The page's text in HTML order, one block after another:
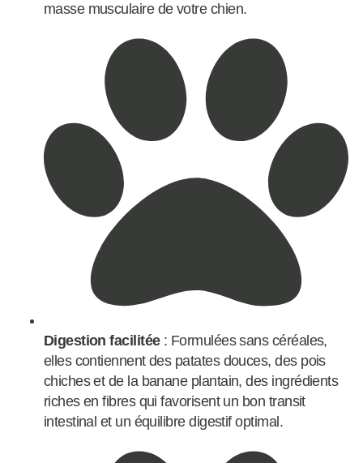
masse musculaire de votre chien.
Digestion facilitée: Formulées sans céréales,
elles contiennent des patates douces, des pois
chiches et de la banane plantain, des ingrédients
riches en fibres qui favorisent un bon transit
intestinal et un équilibre digestif optimal.